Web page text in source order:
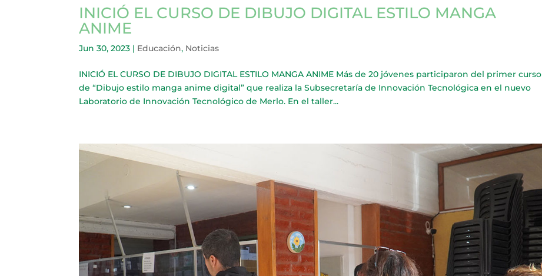
INICIÓ EL CURSO DE DIBUJO DIGITAL ESTILO MANGA
ANIME
Jun 30, 2023 | Educación, Noticias
INICIÓ EL CURSO DE DIBUJO DIGITAL ESTILO MANGA ANIME Más de 20 jóvenes participaron del primer curso
de “Dibujo estilo manga anime digital” que realiza la Subsecretaría de Innovación Tecnológica en el nuevo
Laboratorio de Innovación Tecnológico de Merlo. En el taller...